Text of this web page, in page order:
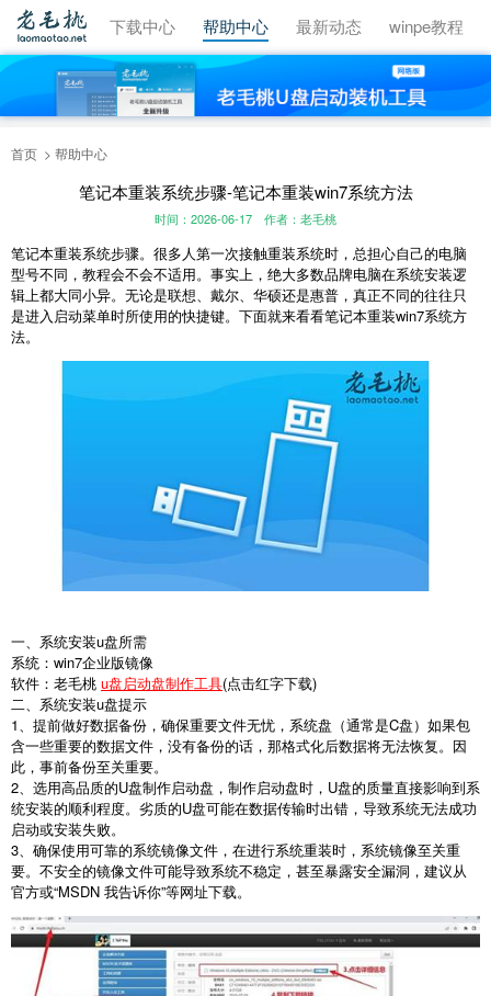
视频教程 下载中心 帮助中心 最新动态 winpe教程
首页 帮助中心
笔记本重装系统步骤-笔记本重装win7系统方法
时间：2026-06-17 作者：老毛桃
笔记本重装系统步骤。很多人第一次接触重装系统时，总担心自己的电脑
型号不同，教程会不会不适用。事实上，绝大多数品牌电脑在系统安装逻
辑上都大同小异。无论是联想、戴尔、华硕还是惠普，真正不同的往往只
是进入启动菜单时所使用的快捷键。下面就来看看笔记本重装win7系统方
法。
一、系统安装u盘所需
系统：win7企业版镜像
软件：老毛桃 u盘启动盘制作工具(点击红字下载)
二、系统安装u盘提示
1、提前做好数据备份，确保重要文件无忧，系统盘（通常是C盘）如果包
含一些重要的数据文件，没有备份的话，那格式化后数据将无法恢复。因
此，事前备份至关重要。
2、选用高品质的U盘制作启动盘，制作启动盘时，U盘的质量直接影响到系
统安装的顺利程度。劣质的U盘可能在数据传输时出错，导致系统无法成功
启动或安装失败。
3、确保使用可靠的系统镜像文件，在进行系统重装时，系统镜像至关重
要。不安全的镜像文件可能导致系统不稳定，甚至暴露安全漏洞，建议从
官方或“MSDN 我告诉你”等网址下载。